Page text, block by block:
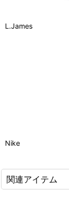
L.James
Nike
関連アイテム